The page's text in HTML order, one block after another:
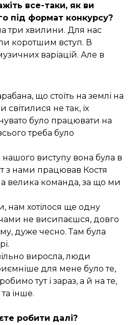
все-таки, як ви
під формат конкурсу?
три хвилини. Для нас
коротшим вступ. В
варіацій. Але в
, що стоїть на землі на
не так, їх
було працювати на
треба було
виступу вона була в
з нами працював Костя
велика команда, за що ми
нам хотілося ще одну
не висипаєшся, довго
дуже чесно. Там була
виросла, люди
для мене було те,
тут і зараз, а й на те,
інше.
робити далі?